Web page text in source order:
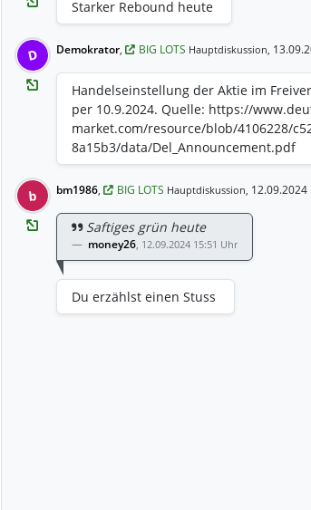
Starker Rebound heute
D Demokrator, BIG LOTS Hauptdiskussion,
Handelseinstellung der Aktie im
per 10.9.2024. Quelle: https://
market.com/resource/blob/4106228/
8a15b3/data/Del_Announcement.pdf
b bm1986, BIG LOTS Hauptdiskussion,
Saftiges grün heute
money26, 12.09.2024 15:51 Uhr
Du erzählst einen Stuss